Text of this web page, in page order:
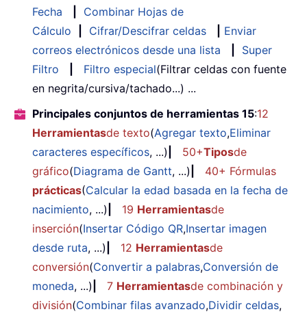
Fecha
Combinar Hojas de
Cálculo
Cifrar/Descifrar celdas
Enviar
correos electrónicos desde una lista
Super
Filtro
Filtro especial(Filtrar celdas con fuente
en negrita/cursiva/tachado...) ...
Principales conjuntos de herramientas 15:12
Herramientasde texto(Agregar texto,Eliminar
caracteres específicos, ...) 50+Tiposde
gráfico(Diagrama de Gantt, ...)
40+ Fórmulas
prácticas(Calcular la edad basada en la fecha de
nacimiento, ...) 19 Herramientasde
inserción(Insertar Código QR,Insertar imagen
desde ruta, ...) 12 Herramientasde
conversión(Convertir a palabras,Conversión de
moneda, ...) 7 Herramientasde combinación y
división(Combinar filas avanzado,Dividir celdas,